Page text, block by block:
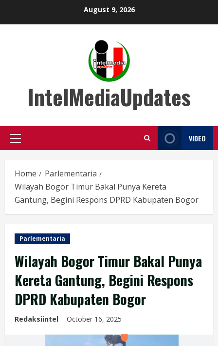
August 9, 2026
IntelMediaUpdates
Primary
VIDEO
Home
Parlementaria
Wilayah Bogor Timur Bakal Punya Kereta
Gantung, Begini Respons DPRD Kabupaten Bogor
Parlementaria
Wilayah Bogor Timur Bakal Punya
Kereta Gantung, Begini Respons
DPRD Kabupaten Bogor
Redaksiintel October 16, 2025